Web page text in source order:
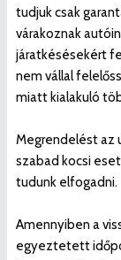
tudjuk csak
várakoznak
járatkésésekért
nem vállal
miatt kialakuló
Megrendelést az
szabad kocsi
tudunk elfogadni.
Amennyiben a
egyeztetett